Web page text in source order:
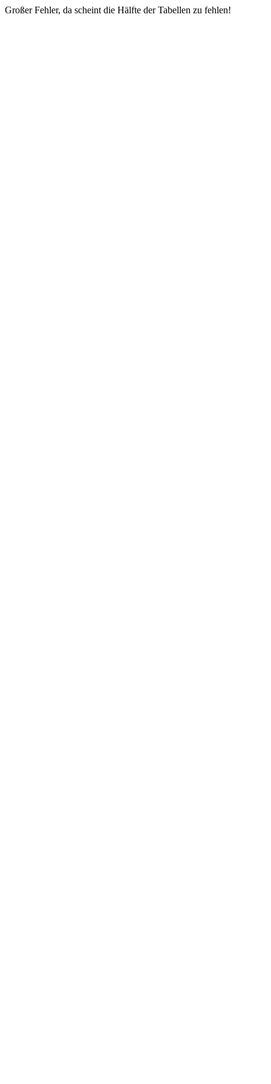
Großer Fehler, da scheint die Hälfte der Tabellen zu fehlen!